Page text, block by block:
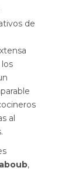
de
al
,